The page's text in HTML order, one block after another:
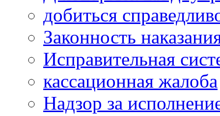
добиться
Законность
Исправительная
кассационная жалоба
Надзор за